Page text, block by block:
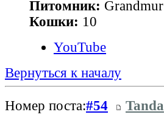
Питомник: Grandmur
Кошки: 10
YouTube
Вернуться к началу
Номер поста:#54 Tanda